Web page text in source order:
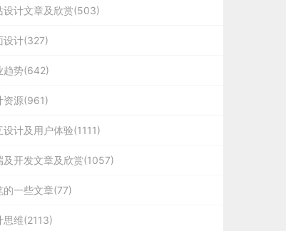
设计文章及欣赏(503)
设计(327)
趋势(642)
资源(961)
设计及用户体验(1111)
及开发文章及欣赏(1057)
的一些文章(77)
思维(2113)